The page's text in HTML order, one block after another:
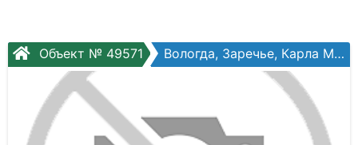
Объект № 49571 Вологда, Заречье, Карла Маркса ул, №7